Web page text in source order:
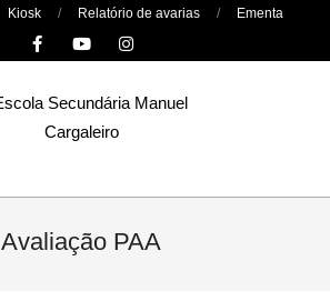
Kiosk Relatório de avarias Ementa
Avaliação PAA